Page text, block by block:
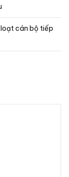
cán bộ tiếp